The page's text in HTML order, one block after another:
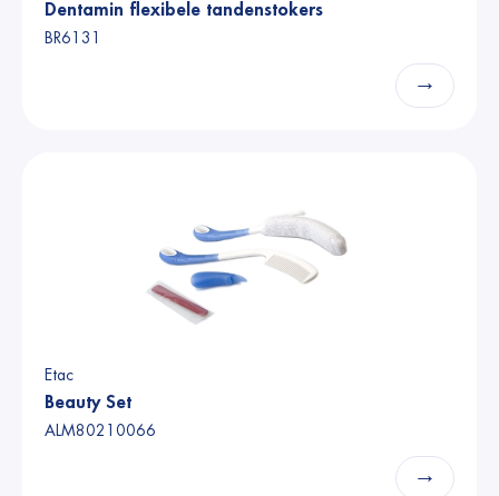
Dentamin flexibele tandenstokers
BR6131
→
Etac
Beauty Set
ALM80210066
→